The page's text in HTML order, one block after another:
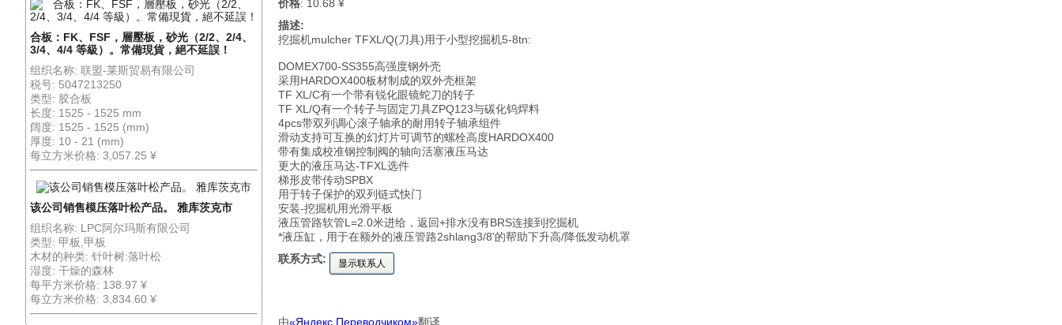
合板：FK、FSF，層壓板，砂光（2/2、2/4、
3/4、4/4 等級）。常備現貨，絕不延誤！
组织名称: 联盟-莱斯贸易有限公司
税号: 5047213250
类型: 胶合板
长度: 1525 - 1525 mm
阔度: 1525 - 1525 (mm)
厚度: 10 - 21 (mm)
每立方米价格: 3,057.25 ¥
该公司销售模压落叶松产品。 雅库茨克市
组织名称: LPC阿尔玛斯有限公司
类型: 甲板,甲板
木材的种类: 针叶树:落叶松
湿度: 干燥的森林
每平方米价格: 138.97 ¥
每立方米价格: 3,834.60 ¥
价格: 10.68 ¥
描述:
挖掘机mulcher TFXL/Q(刀具)用于小型挖掘机5-8tn:
DOMEX700-SS355高强度钢外壳
采用HARDOX400板材制成的双外壳框架
TF XL/C有一个带有锐化眼镜蛇刀的转子
TF XL/Q有一个转子与固定刀具ZPQ123与碳化钨焊料
4pcs带双列调心滚子轴承的耐用转子轴承组件
滑动支持可互换的幻灯片可调节的螺栓高度HARDOX400
带有集成校准钢控制阀的轴向活塞液压马达
更大的液压马达-TFXL选件
梯形皮带传动SPBX
用于转子保护的双列链式快门
安装-挖掘机用光滑平板
液压管路软管L=2.0米进给，返回+排水没有BRS连接到挖掘机
*液压缸，用于在额外的液压管路2shlang3/8'的帮助下升高/降低发动机罩
联系方式:
显示联系人
由«Яндекс.Переводчиком»翻译